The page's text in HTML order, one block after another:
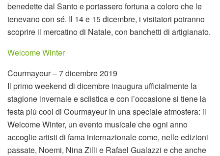
benedette dal Santo e portassero fortuna a coloro che le
tenevano con sé. Il 14 e 15 dicembre, i visitatori potranno
scoprire il mercatino di Natale, con banchetti di artigianato.
Welcome Winter
Courmayeur – 7 dicembre 2019
Il primo weekend di dicembre inaugura ufficialmente la
stagione invernale e sciistica e con l’occasione si tiene la
festa più cool di Courmayeur in una speciale atmosfera: il
Welcome Winter, un evento musicale che ogni anno
accoglie artisti di fama internazionale come, nelle edizioni
passate, Noemi, Nina Zilli e Rafael Gualazzi e che anche